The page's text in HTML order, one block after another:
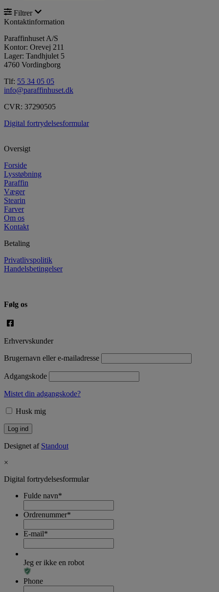
Filtrer
Kontaktinformation
Paraffinhuset A/S
Kontor: Orevej 211
Lager: Tandhjulet 5
4760 Vordingborg
Tlf: 55 34 05 05
info@paraffinhuset.dk
CVR: 37290505
Digital fortrydelsesformular
Oversigt
Forside
Lysstøbning
Paraffin
Væger
Stearin
Farver
Om os
Kontakt
Betaling
Privatlivspolitik
Handelsbetingelser
Følg os
Erhvervskunder
Brugernavn eller e-mailadresse
Adgangskode
Mistet din adgangskode?
Husk mig
Designet af Standout
×
Digital fortrydelsesformular
Fulde navn*
Ordrenummer*
E-mail*
Jeg er ikke en robot
Phone